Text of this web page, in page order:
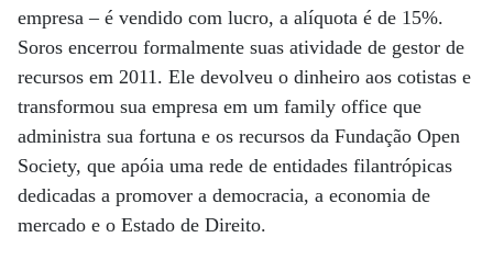
empresa – é vendido com lucro, a alíquota é de 15%.
Soros encerrou formalmente suas atividade de gestor de
recursos em 2011. Ele devolveu o dinheiro aos cotistas e
transformou sua empresa em um family office que
administra sua fortuna e os recursos da Fundação Open
Society, que apóia uma rede de entidades filantrópicas
dedicadas a promover a democracia, a economia de
mercado e o Estado de Direito.